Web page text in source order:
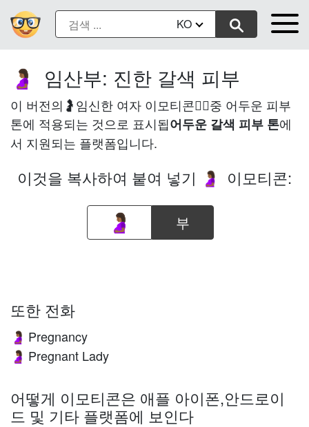
KO
🤰🏾 임산부: 진한 갈색 피부
이 버전의🤰임신한 여자 이모티콘은🏾중 어두운 피부
톤에 적용되는 것으로 표시됩어두운 갈색 피부 톤에
서 지원되는 플랫폼입니다.
이것을 복사하여 붙여 넣기 🤰🏾 이모티콘:
부
또한 전화
🤰🏾 Pregnancy
🤰🏾 Pregnant Lady
어떻게 이모티콘은 애플 아이폰,안드로이
드 및 기타 플랫폼에 보인다